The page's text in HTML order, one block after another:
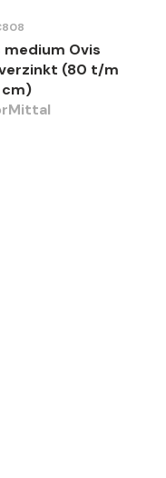
medium Ovis
(80 t/m
cm)